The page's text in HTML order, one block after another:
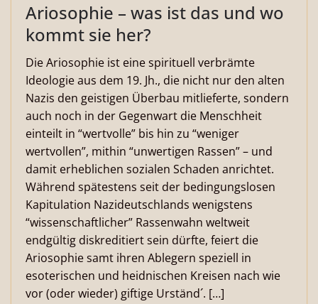
Ariosophie – was ist das und wo
kommt sie her?
Die Ariosophie ist eine spirituell verbrämte
Ideologie aus dem 19. Jh., die nicht nur den alten
Nazis den geistigen Überbau mitlieferte, sondern
auch noch in der Gegenwart die Menschheit
einteilt in “wertvolle” bis hin zu “weniger
wertvollen”, mithin “unwertigen Rassen” – und
damit erheblichen sozialen Schaden anrichtet.
Während spätestens seit der bedingungslosen
Kapitulation Nazideutschlands wenigstens
“wissenschaftlicher” Rassenwahn weltweit
endgültig diskreditiert sein dürfte, feiert die
Ariosophie samt ihren Ablegern speziell in
esoterischen und heidnischen Kreisen nach wie
vor (oder wieder) giftige Urständ´. […]